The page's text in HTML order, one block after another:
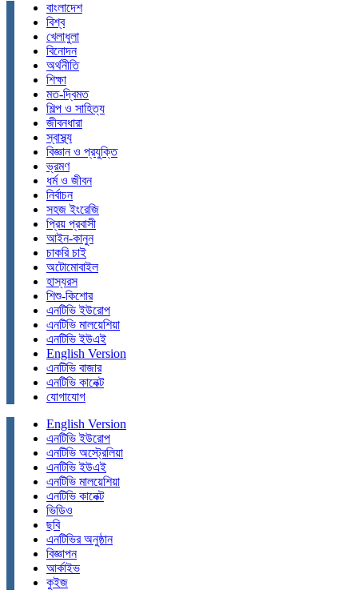
বাংলাদেশ
বিশ্ব
খেলাধুলা
বিনোদন
অর্থনীতি
শিক্ষা
মত-দ্বিমত
শিল্প ও সাহিত্য
জীবনধারা
স্বাস্থ্য
বিজ্ঞান ও প্রযুক্তি
ভ্রমণ
ধর্ম ও জীবন
নির্বাচন
সহজ ইংরেজি
প্রিয় প্রবাসী
আইন-কানুন
চাকরি চাই
অটোমোবাইল
হাস্যরস
শিশু-কিশোর
এনটিভি ইউরোপ
এনটিভি মালয়েশিয়া
এনটিভি ইউএই
English Version
এনটিভি বাজার
এনটিভি কানেক্ট
যোগাযোগ
English Version
এনটিভি ইউরোপ
এনটিভি অস্ট্রেলিয়া
এনটিভি ইউএই
এনটিভি মালয়েশিয়া
এনটিভি কানেক্ট
ভিডিও
ছবি
এনটিভির অনুষ্ঠান
বিজ্ঞাপন
আর্কাইভ
কুইজ